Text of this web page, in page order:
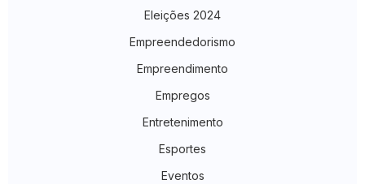
Eleições 2024
Empreendedorismo
Empreendimento
Empregos
Entretenimento
Esportes
Eventos